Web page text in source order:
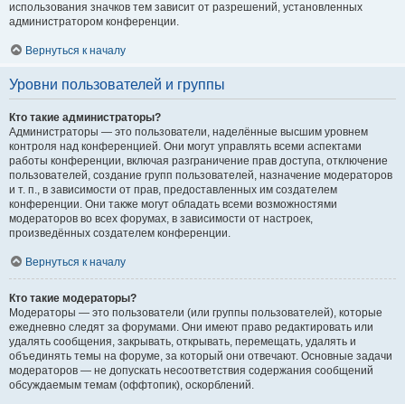
использования значков тем зависит от разрешений, установленных
администратором конференции.
Вернуться к началу
Уровни пользователей и группы
Кто такие администраторы?
Администраторы — это пользователи, наделённые высшим уровнем
контроля над конференцией. Они могут управлять всеми аспектами
работы конференции, включая разграничение прав доступа, отключение
пользователей, создание групп пользователей, назначение модераторов
и т. п., в зависимости от прав, предоставленных им создателем
конференции. Они также могут обладать всеми возможностями
модераторов во всех форумах, в зависимости от настроек,
произведённых создателем конференции.
Вернуться к началу
Кто такие модераторы?
Модераторы — это пользователи (или группы пользователей), которые
ежедневно следят за форумами. Они имеют право редактировать или
удалять сообщения, закрывать, открывать, перемещать, удалять и
объединять темы на форуме, за который они отвечают. Основные задачи
модераторов — не допускать несоответствия содержания сообщений
обсуждаемым темам (оффтопик), оскорблений.